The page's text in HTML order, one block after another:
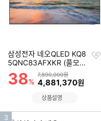
삼성전자 네오QLED KQ8
5QNC83AFXKR (풀모션
슬림핏 벽걸이)
할인률
38%
상품금액
7,890,000원
할인금액
4,881,370원
찜
상품설명
인
3